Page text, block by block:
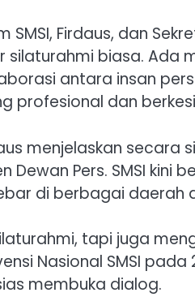
Firdaus, dan
biasa. Ada
antara insan
profesional dan
menjelaskan secara
Pers. SMSI kini
di berbagai daerah
tapi juga
Nasional SMSI
membuka dialog.